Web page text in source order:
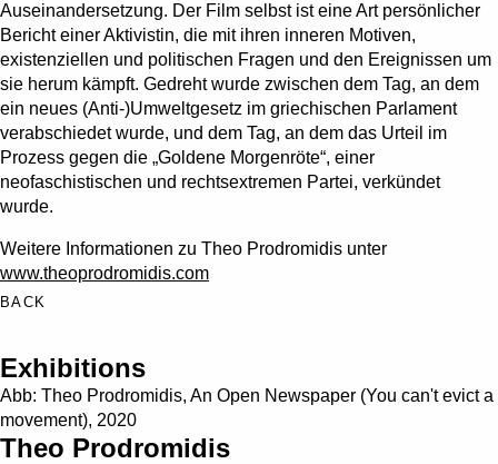
Auseinandersetzung. Der Film selbst ist eine Art persönlicher
Bericht einer Aktivistin, die mit ihren inneren Motiven,
existenziellen und politischen Fragen und den Ereignissen um
sie herum kämpft. Gedreht wurde zwischen dem Tag, an dem
ein neues (Anti-)Umweltgesetz im griechischen Parlament
verabschiedet wurde, und dem Tag, an dem das Urteil im
Prozess gegen die „Goldene Morgenröte“, einer
neofaschistischen und rechtsextremen Partei, verkündet
wurde.
Weitere Informationen zu Theo Prodromidis unter
www.theoprodromidis.com
BACK
Exhibitions
Abb: Theo Prodromidis, An Open Newspaper (You can't evict a
movement), 2020
Theo Prodromidis